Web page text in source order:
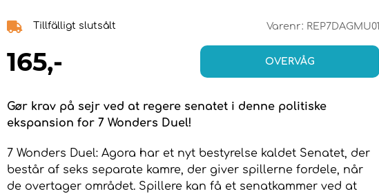
Tillfälligt slutsålt Varenr: REP7DAGMU01
165,- OVERVÅG
Gør krav på sejr ved at regere senatet i denne politiske
ekspansion for 7 Wonders Duel!
7 Wonders Duel: Agora har et nyt bestyrelse kaldet Senatet, der
består af seks separate kamre, der giver spillerne fordele, når
de overtager området. Spillere kan få et senatkammer ved at